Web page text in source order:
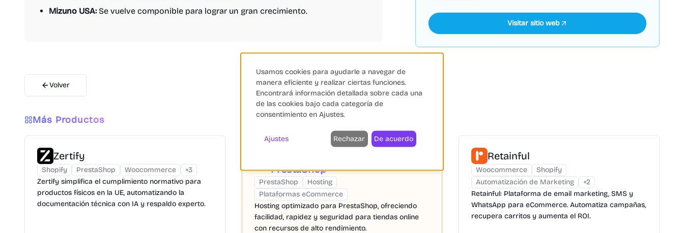
Mizuno USA:Se vuelve componible para lograr un gran crecimiento.
Volver
Visitar sitio web
Más Productos
Zertify
Shopify PrestaShop Woocommerce +3
Zertify simplifica el cumplimiento normativo para
productos físicos en la UE, automatizando la
documentación técnica con IA y respaldo experto.
PrestaShop
PrestaShop
Hosting
Plataformas eCommerce
Hosting optimizado para PrestaShop, ofreciendo
facilidad, rapidez y seguridad para tiendas online
con recursos de alto rendimiento.
Retainful
Woocommerce
Shopify
Automatización de Marketing
+2
Retainful: Plataforma de email marketing, SMS y
WhatsApp para eCommerce. Automatiza campañas,
recupera carritos y aumenta el ROI.
Usamos cookies para ayudarle a navegar de
manera eficiente y realizar ciertas funciones.
Encontrará información detallada sobre cada una
de las cookies bajo cada categoría de
consentimiento en Ajustes.
Ajustes Rechazar De acuerdo